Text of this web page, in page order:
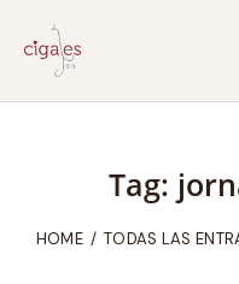
Tag:
HOME TODAS LAS